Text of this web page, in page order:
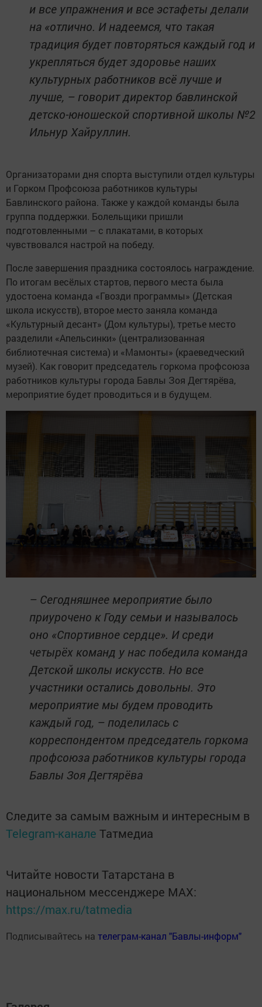
и все упражнения и все эстафеты делали
на «отлично. И надеемся, что такая
традиция будет повторяться каждый год и
укрепляться будет здоровье наших
культурных работников всё лучше и
лучше, – говорит директор бавлинской
детско-юношеской спортивной школы №2
Ильнур Хайруллин.
Организаторами дня спорта выступили отдел культуры
и Горком Профсоюза работников культуры
Бавлинского района. Также у каждой команды была
группа поддержки. Болельщики пришли
подготовленными – с плакатами, в которых
чувствовался настрой на победу.
После завершения праздника состоялось награждение.
По итогам весёлых стартов, первого места была
удостоена команда «Гвозди программы» (Детская
школа искусств), второе место заняла команда
«Культурный десант» (Дом культуры), третье место
разделили «Апельсинки» (централизованная
библиотечная система) и «Мамонты» (краеведческий
музей). Как говорит председатель горкома профсоюза
работников культуры города Бавлы Зоя Дегтярёва,
мероприятие будет проводиться и в будущем.
– Сегодняшнее мероприятие было
приурочено к Году семьи и называлось
оно «Спортивное сердце». И среди
четырёх команд у нас победила команда
Детской школы искусств. Но все
участники остались довольны. Это
мероприятие мы будем проводить
каждый год, – поделилась с
корреспондентом председатель горкома
профсоюза работников культуры города
Бавлы Зоя Дегтярёва
Следите за самым важным и интересным в
Telegram-канале Татмедиа
Читайте новости Татарстана в
национальном мессенджере MАХ:
https://max.ru/tatmedia
Подписывайтесь на телеграм-канал "Бавлы-информ"